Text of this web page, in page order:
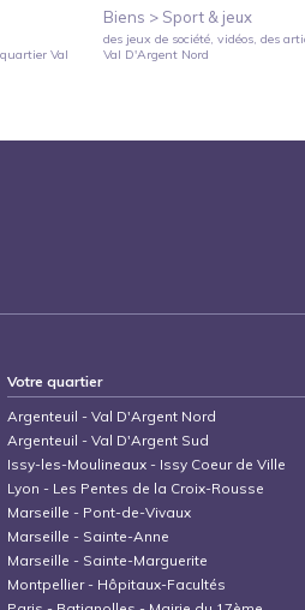
Val
Biens > Sport & jeux
des jeux de société, vidéos, des
Val D'Argent Nord
Votre quartier
Argenteuil -Val D'Argent Nord
Argenteuil -Val D'Argent Sud
Issy-les-Moulineaux - Issy Coeur de Ville
Lyon - Les Pentes de la Croix-Rousse
Marseille - Pont-de-Vivaux
Marseille - Sainte-Anne
Marseille - Sainte-Marguerite
Montpellier- Hôpitaux-Facultés